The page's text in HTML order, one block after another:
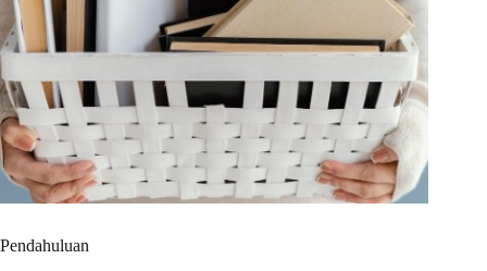
Pendahuluan